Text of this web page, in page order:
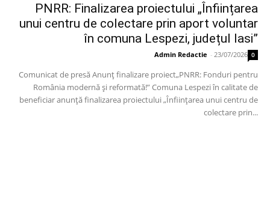
PNRR: Finalizarea proiectului „Înființarea
unui centru de colectare prin aport voluntar
în comuna Lespezi, județul Iasi”
Admin Redactie - 23/07/2026 0
Comunicat de presă Anunț finalizare proiect„PNRR: Fonduri pentru
România modernă și reformată!” Comuna Lespezi în calitate de
beneficiar anunță finalizarea proiectului „Înființarea unui centru de
colectare prin...